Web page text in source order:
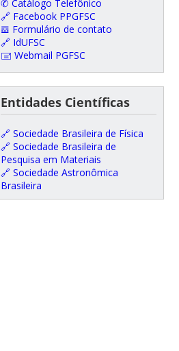
✆ Catálogo Telefônico
🔗 Facebook PPGFSC
𝌕 Formulário de contato
🔗 IdUFSC
🖃 Webmail PGFSC
Entidades Científicas
🔗 Sociedade Brasileira de Física
🔗 Sociedade Brasileira de
Pesquisa em Materiais
🔗 Sociedade Astronômica
Brasileira